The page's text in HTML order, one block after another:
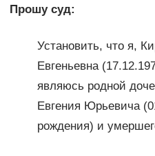
Прошу суд:
Установить, что я,
Евгеньевна
являюсь родной
Евгения Юрьевича
рождения) и